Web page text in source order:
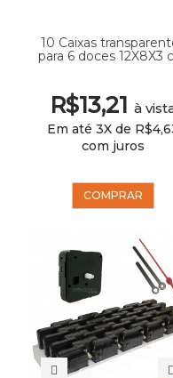
10 Caixas
para 6 doces 12X8X3
R$13,21 à
Em até 3X de
com juros
COMPRAR